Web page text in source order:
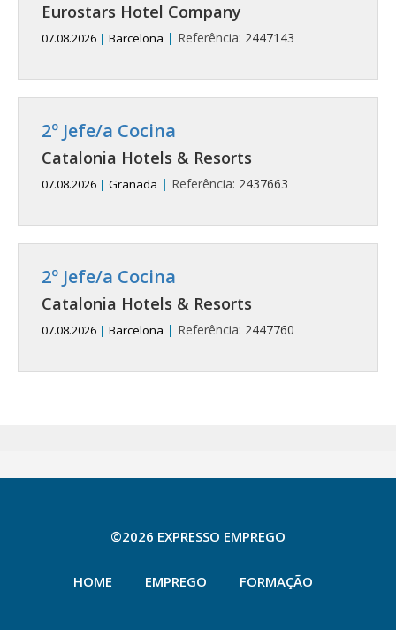
Eurostars Hotel Company
07.08.2026 | Barcelona | Referência: 2447143
2º Jefe/a Cocina
Catalonia Hotels & Resorts
07.08.2026 | Granada | Referência: 2437663
2º Jefe/a Cocina
Catalonia Hotels & Resorts
07.08.2026 | Barcelona | Referência: 2447760
©2026 EXPRESSO EMPREGO
HOME EMPREGO FORMAÇÃO